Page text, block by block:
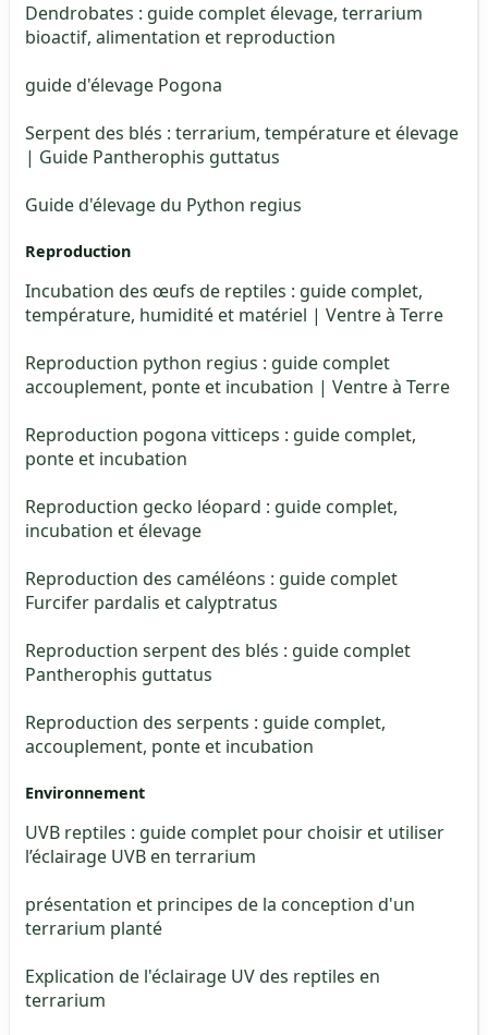
Dendrobates : guide complet élevage, terrarium
bioactif, alimentation et reproduction
guide d'élevage Pogona
Serpent des blés : terrarium, température et élevage
| Guide Pantherophis guttatus
Guide d'élevage du Python regius
Reproduction
Incubation des œufs de reptiles : guide complet,
température, humidité et matériel | Ventre à Terre
Reproduction python regius : guide complet
accouplement, ponte et incubation | Ventre à Terre
Reproduction pogona vitticeps : guide complet,
ponte et incubation
Reproduction gecko léopard : guide complet,
incubation et élevage
Reproduction des caméléons : guide complet
Furcifer pardalis et calyptratus
Reproduction serpent des blés : guide complet
Pantherophis guttatus
Reproduction des serpents : guide complet,
accouplement, ponte et incubation
Environnement
UVB reptiles : guide complet pour choisir et utiliser
l’éclairage UVB en terrarium
présentation et principes de la conception d'un
terrarium planté
Explication de l'éclairage UV des reptiles en
terrarium